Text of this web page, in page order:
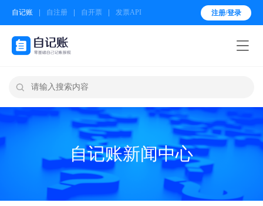
自记账 自注册 自开票 发票API 注册/登录


自记账新闻中心